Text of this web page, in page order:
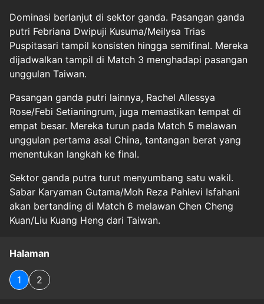
Dominasi berlanjut di sektor ganda. Pasangan ganda
putri Febriana Dwipuji Kusuma/Meilysa Trias
Puspitasari tampil konsisten hingga semifinal. Mereka
dijadwalkan tampil di Match 3 menghadapi pasangan
unggulan Taiwan.
Pasangan ganda putri lainnya, Rachel Allessya
Rose/Febi Setianingrum, juga memastikan tempat di
empat besar. Mereka turun pada Match 5 melawan
unggulan pertama asal China, tantangan berat yang
menentukan langkah ke final.
Sektor ganda putra turut menyumbang satu wakil.
Sabar Karyaman Gutama/Moh Reza Pahlevi Isfahani
akan bertanding di Match 6 melawan Chen Cheng
Kuan/Liu Kuang Heng dari Taiwan.
Halaman
1 2